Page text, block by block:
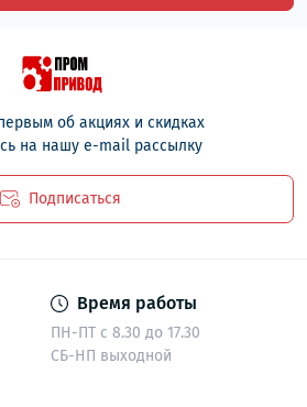
об акциях и скидках
на нашу e-mail рассылку
Подписаться
Время работы
ПН-ПТ с 8.30 до 17.30
СБ-НП выходной